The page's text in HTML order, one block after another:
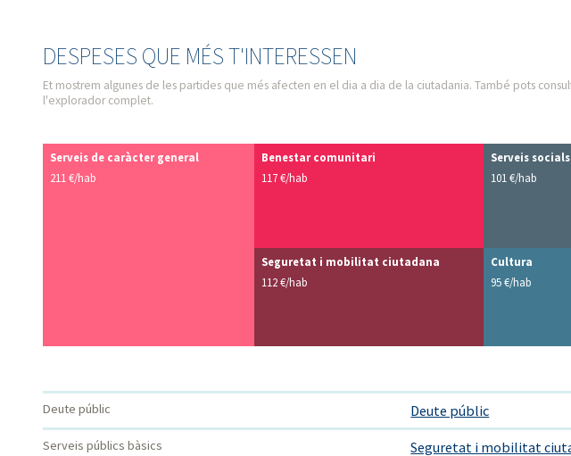
DESPESES QUE MÉS T'INTERESSEN
Et mostrem algunes de les partides que més afecten en el dia a dia de la ciutadania. També pots
l'explorador complet.
Serveis de caràcter general
211 €/hab
Benestar comunitari
117 €/hab
Seguretat i mobilitat ciutadana
112 €/hab
Serveis
101 €/hab
Cultura
95 €/hab
CATEGORIA
NIVELL 1
Deute públic Deute públic
Serveis públics bàsics Seguretat i mobilitat